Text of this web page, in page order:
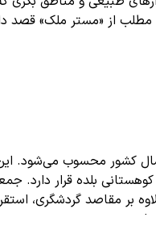
مطلب از «مستر ملک» قصد
کشور محسوب می‌شود.
بلده قرار دارد.
بر مقاصد گردشگری،
است.